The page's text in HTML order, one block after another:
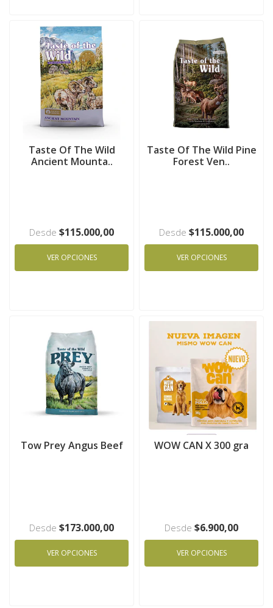
Taste Of The Wild
Ancient Mounta..
Desde $115.000,00
VER OPCIONES
Taste Of The Wild Pine
Forest Ven..
Desde $115.000,00
VER OPCIONES
Tow Prey Angus Beef
Desde $173.000,00
VER OPCIONES
WOW CAN X 300 gra
Desde $6.900,00
VER OPCIONES